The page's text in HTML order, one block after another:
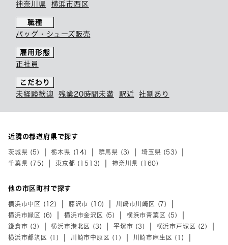
神奈川県
横浜市西区
職種
バッグ・シューズ販売
雇用形態
正社員
こだわり
未経験歓迎
残業20時間未満 駅近 社割あり
近隣の都道府県で探す
茨城県 (5) 栃木県 (14) 群馬県 (3)
埼玉県 (53)
千葉県 (75)
東京都 (1513) 神奈川県 (160)
他の市区町村で探す
横浜市中区 (12) 藤沢市 (10)
川崎市川崎区 (7)
横浜市緑区 (6)
横浜市金沢区 (5)
横浜市青葉区 (5)
鎌倉市 (3)
横浜市港北区 (3) 平塚市 (3)
横浜市戸塚区 (2)
横浜市都筑区 (1)
川崎市中原区 (1)
川崎市麻生区 (1)